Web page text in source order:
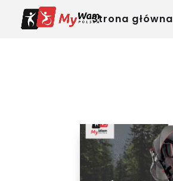
Strona główna